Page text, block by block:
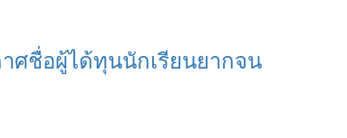
ศชื่อผู้ได้ทุนนักเรียนยากจน